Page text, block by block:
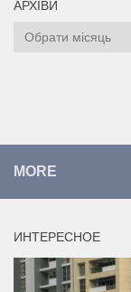
АРХІВИ
Архіви
MORE
ИНТЕРЕСНОЕ